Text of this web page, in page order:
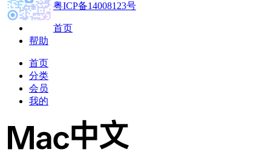
粤ICP备14008123号
首页
帮助
首页
分类
会员
我的